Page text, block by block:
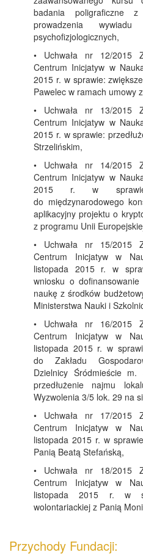
badania poligraficzne
prowadzenia
psychofizjologicznych,
• Uchwała nr 12/2015
Centrum Inicjatyw w
2015 r. w sprawie:
Pawelec w ramach umowy
• Uchwała nr 13/2015
Centrum Inicjatyw w
2015 r. w sprawie:
Strzelińskim,
• Uchwała nr 14/2015
Centrum Inicjatyw w
2015 r. w sprawie
do międzynarodowego
aplikacyjny projektu o
z programu Unii
• Uchwała nr 15/2015
Centrum Inicjatyw w
listopada 2015 r. w
wniosku o dofinansowanie
naukę z środków
Ministerstwa Nauki i
• Uchwała nr 16/2015
Centrum Inicjatyw w
listopada 2015 r. w
do Zakładu
Dzielnicy Śródmieście
przedłużenie najmu
Wyzwolenia 3/5 lok. 29 na
• Uchwała nr 17/2015
Centrum Inicjatyw w
listopada 2015 r. w
Panią Beatą Stefańską,
• Uchwała nr 18/2015
Centrum Inicjatyw w
listopada 2015 r. w
wolontariackiej z Panią
Przychody Fundacji: